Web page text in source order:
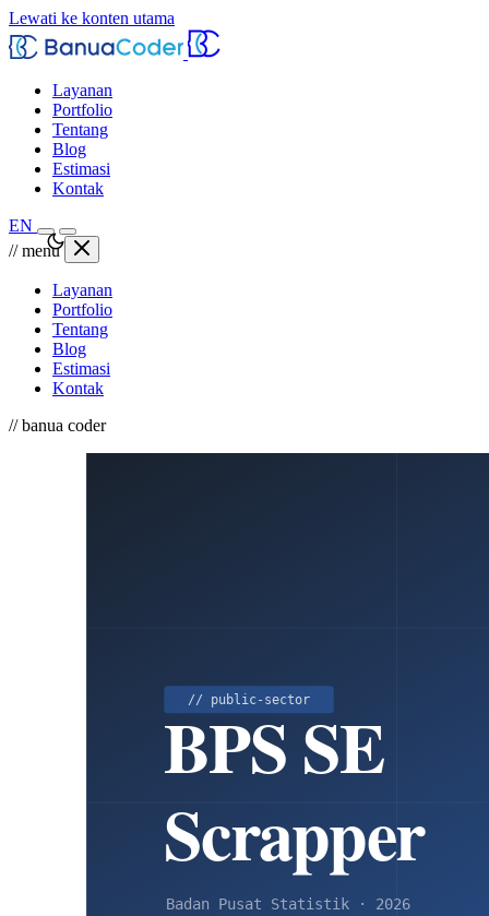
Lewati ke konten utama
Layanan
Portfolio
Tentang
Blog
Estimasi
Kontak
EN
// menu
Layanan
Portfolio
Tentang
Blog
Estimasi
Kontak
// banua coder